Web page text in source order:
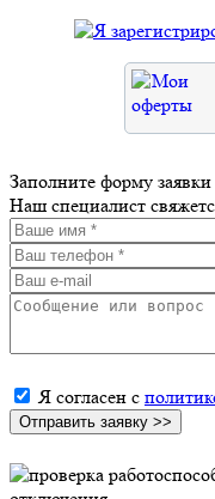
Заполните форму заявки
Наш специалист
Я согласен с